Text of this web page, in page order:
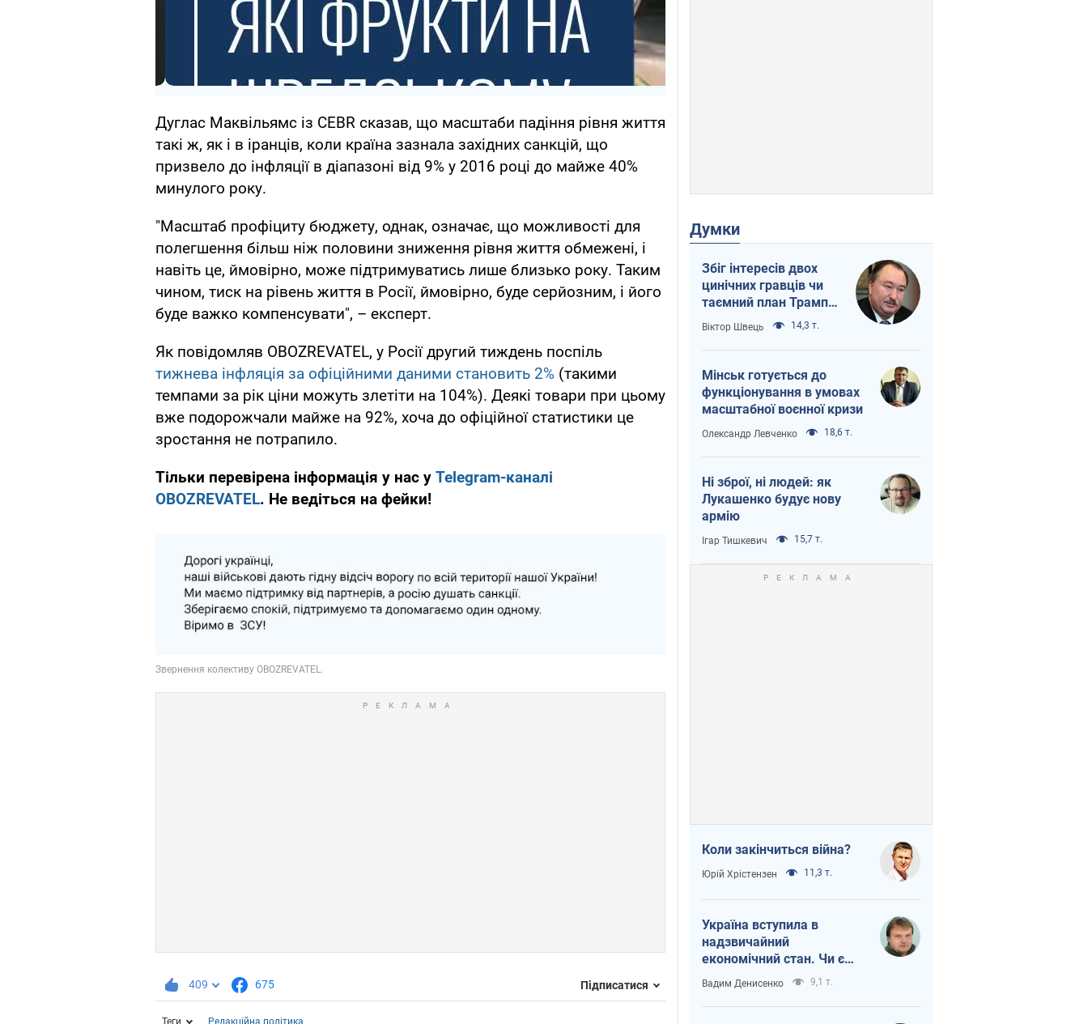
Дуглас Маквільямс із CEBR сказав, що масштаби падіння рівня життя
такі ж, як і в іранців, коли країна зазнала західних санкцій, що
призвело до інфляції в діапазоні від 9% у 2016 році до майже 40%
минулого року.
"Масштаб профіциту бюджету, однак, означає, що можливості для
полегшення більш ніж половини зниження рівня життя обмежені, і
навіть це, ймовірно, може підтримуватись лише близько року. Таким
чином, тиск на рівень життя в Росії, ймовірно, буде серйозним, і його
буде важко компенсувати", – експерт.
Як повідомляв OBOZREVATEL, у Росії другий тиждень поспіль
тижнева інфляція за офіційними даними становить 2% (такими
темпами за рік ціни можуть злетіти на 104%). Деякі товари при цьому
вже подорожчали майже на 92%, хоча до офіційної статистики це
зростання не потрапило.
Тільки перевірена інформація у нас у Telegram-каналі
OBOZREVATEL. Не ведіться на фейки!
409 675 Підписатися
Думки
Збіг інтересів двох
цинічних гравців чи
таємний план Трампа
і Путіна?
Віктор Швець 14,3 т.
Мінськ готується до
функціонування в умовах
масштабної воєнної кризи
Олександр Левченко 18,6 т.
Ні зброї, ні людей: як
Лукашенко будує нову
армію
Ігар Тишкевич 15,7 т.
Коли закінчиться війна?
Юрій Хрістензен 11,3 т.
Україна вступила в
надзвичайний
економічний стан. Чи є
світло вкінці тунелю?
Вадим Денисенко 9,1 т.